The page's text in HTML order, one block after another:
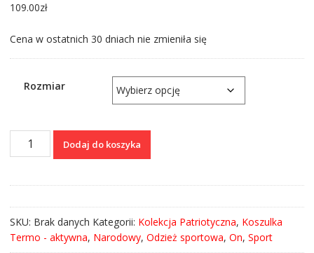
109.00zł
Cena w ostatnich 30 dniach nie zmieniła się
Rozmiar
ilość
Koszulka
termo
Summer
–
Dodaj do koszyka
SKU: Brak danych Kategorii: Kolekcja Patriotyczna, Koszulka
Termo - aktywna, Narodowy, Odzież sportowa, On, Sport